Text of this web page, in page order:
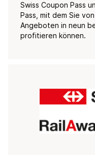
Swiss Coupon Pass
Pass, mit dem Sie
Angeboten in neun
profitieren können.